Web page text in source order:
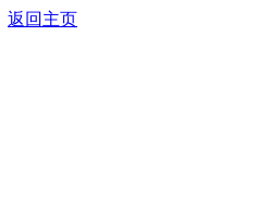
返回主页